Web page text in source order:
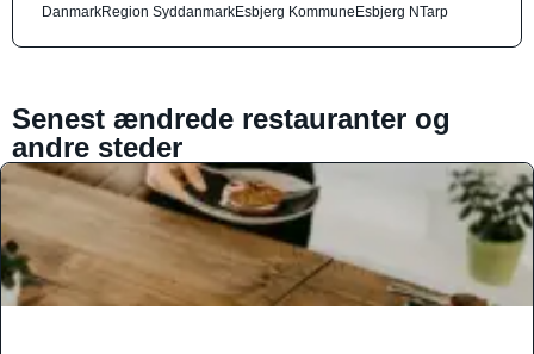
DanmarkRegion SyddanmarkEsbjerg KommuneEsbjerg NTarp
Senest ændrede restauranter og
andre steder